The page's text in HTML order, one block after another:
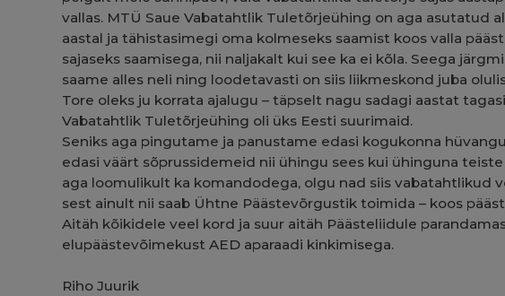
vallas. MTÜ Saue Vabatahtlik Tuletõrjeühing on aga asutatud
aastal ja tähistasimegi oma kolmeseks saamist koos valla
sajaseks saamisega, nii naljakalt kui see ka ei kõla. Seega
saame alles neli ning loodetavasti on siis liikmeskond juba
Tore oleks ju korrata ajalugu – täpselt nagu sadagi aastat
Vabatahtlik Tuletõrjeühing oli üks Eesti suurimaid.
Seniks aga pingutame ja panustame edasi kogukonna
edasi väärt sõprussidemeid nii ühingu sees kui ühinguna
aga loomulikult ka komandodega, olgu nad siis vabatahtlikud
sest ainult nii saab Ühtne Päästevõrgustik toimida – koos
Aitäh kõikidele veel kord ja suur aitäh Päästeliidule
elupäästevõimekust AED aparaadi kinkimisega.
Riho Juurik